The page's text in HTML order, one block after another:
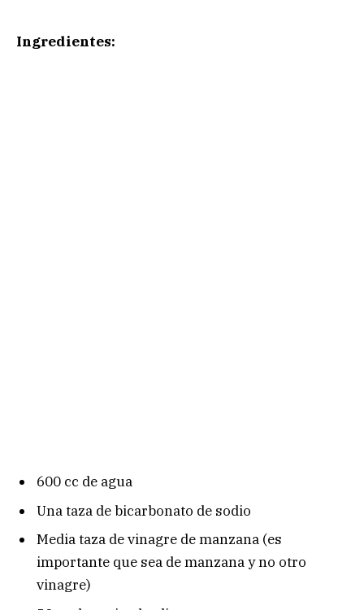
Ingredientes:
600 cc de agua
Una taza de bicarbonato de sodio
Media taza de vinagre de manzana (es
importante que sea de manzana y no otro
vinagre)